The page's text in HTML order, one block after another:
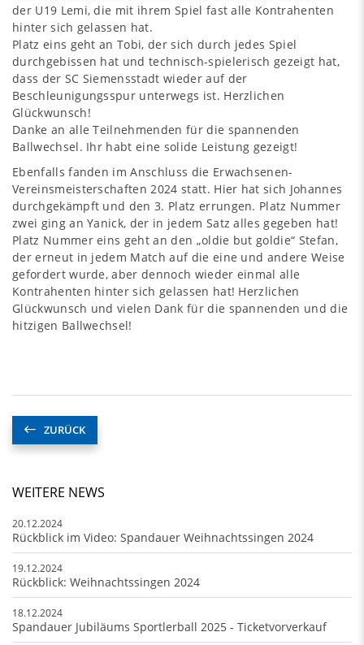
der U19 Lemi, die mit ihrem Spiel fast alle Kontrahenten
hinter sich gelassen hat.
Platz eins geht an Tobi, der sich durch jedes Spiel
durchgebissen hat und technisch-spielerisch gezeigt hat,
dass der SC Siemensstadt wieder auf der
Beschleunigungsspur unterwegs ist. Herzlichen
Glückwunsch!
Danke an alle Teilnehmenden für die spannenden
Ballwechsel. Ihr habt eine solide Leistung gezeigt!
Ebenfalls fanden im Anschluss die Erwachsenen-
Vereinsmeisterschaften 2024 statt. Hier hat sich Johannes
durchgekämpft und den 3. Platz errungen. Platz Nummer
zwei ging an Yanick, der in jedem Satz alles gegeben hat!
Platz Nummer eins geht an den „oldie but goldie“ Stefan,
der erneut in jedem Match auf die eine und andere Weise
gefordert wurde, aber dennoch wieder einmal alle
Kontrahenten hinter sich gelassen hat! Herzlichen
Glückwunsch und vielen Dank für die spannenden und die
hitzigen Ballwechsel!
ZURÜCK
WEITERE NEWS
20.12.2024
Rückblick im Video: Spandauer Weihnachtssingen 2024
19.12.2024
Rückblick: Weihnachtssingen 2024
18.12.2024
Spandauer Jubiläums Sportlerball 2025 - Ticketvorverkauf